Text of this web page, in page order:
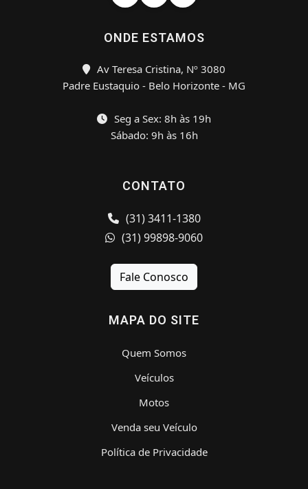
ONDE ESTAMOS
Av Teresa Cristina, Nº 3080
Padre Eustaquio - Belo Horizonte - MG
Seg a Sex: 8h às 19h
Sábado: 9h às 16h
CONTATO
(31) 3411-1380
(31) 99898-9060
Fale Conosco
MAPA DO SITE
Quem Somos
Veículos
Motos
Venda seu Veículo
Política de Privacidade